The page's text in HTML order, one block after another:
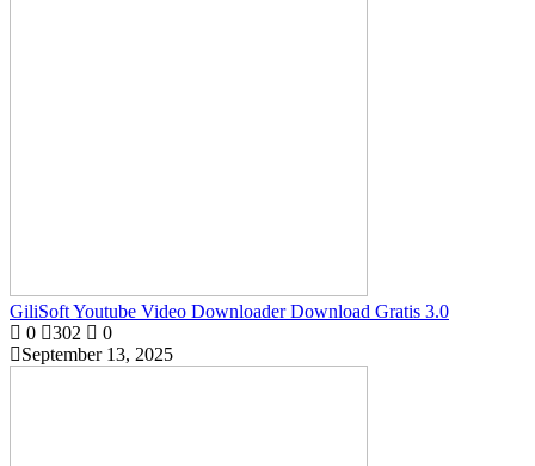
GiliSoft Youtube Video Downloader Download Gratis 3.0
0
302
0
September 13, 2025